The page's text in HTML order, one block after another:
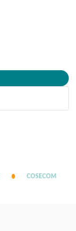
COSECOM